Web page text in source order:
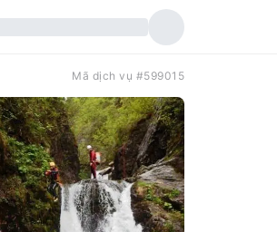
Mã dịch vụ #599015